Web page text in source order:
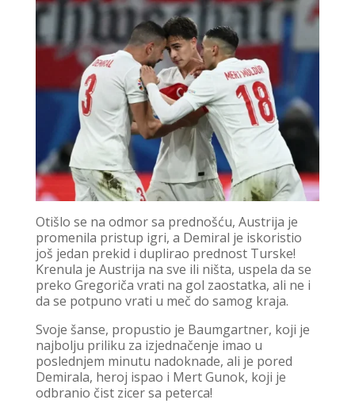
Otišlo se na odmor sa prednošću, Austrija je
promenila pristup igri, a Demiral je iskoristio
još jedan prekid i duplirao prednost Turske!
Krenula je Austrija na sve ili ništa, uspela da se
preko Gregoriča vrati na gol zaostatka, ali ne i
da se potpuno vrati u meč do samog kraja.
Svoje šanse, propustio je Baumgartner, koji je
najbolju priliku za izjednačenje imao u
poslednjem minutu nadoknade, ali je pored
Demirala, heroj ispao i Mert Gunok, koji je
odbranio čist zicer sa peterca!